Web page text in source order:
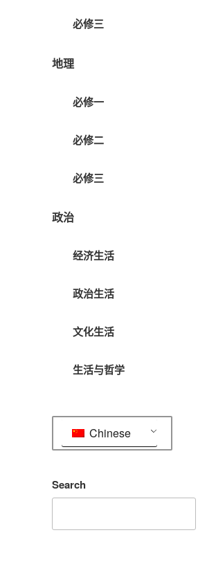
必修三
地理
必修一
必修二
必修三
政治
经济生活
政治生活
文化生活
生活与哲学
Chinese
Search